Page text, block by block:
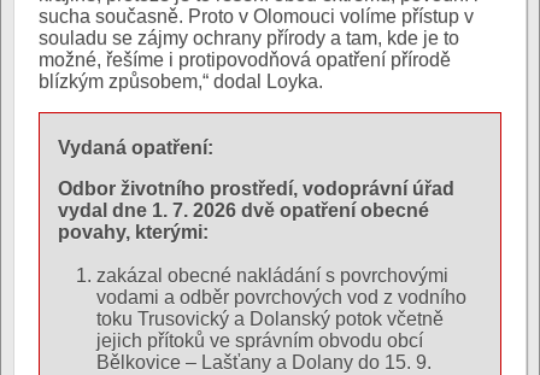
sucha současně. Proto v Olomouci volíme přístup v
souladu se zájmy ochrany přírody a tam, kde je to
možné, řešíme i protipovodňová opatření přírodě
blízkým způsobem,“ dodal Loyka.
Vydaná opatření:
Odbor životního prostředí, vodoprávní úřad
vydal dne 1. 7. 2026 dvě opatření obecné
povahy, kterými:
zakázal obecné nakládání s povrchovými
vodami a odběr povrchových vod z vodního
toku Trusovický a Dolanský potok včetně
jejich přítoků ve správním obvodu obcí
Bělkovice – Lašťany a Dolany do 15. 9.